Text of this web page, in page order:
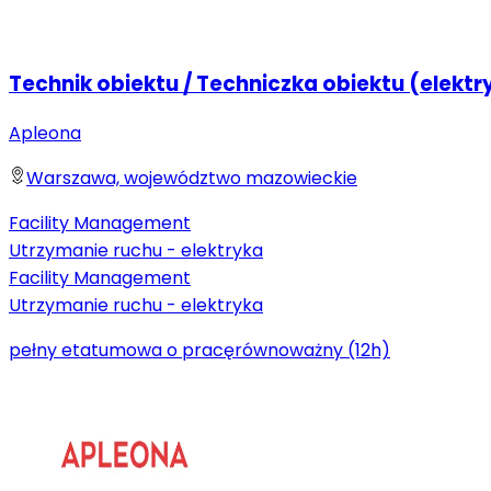
Technik obiektu / Techniczka obiektu
Apleona
Warszawa, województwo mazowieckie
Facility Management
Utrzymanie ruchu - elektryka
Facility Management
Utrzymanie ruchu - elektryka
pełny etatumowa o pracęrównoważny (12h)